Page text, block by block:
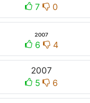
7
0
₂₀₀₇
6
4
2007
5
6